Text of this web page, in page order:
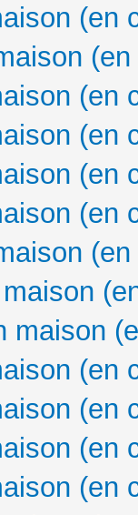
(en
(en
(en
(en
(en
maison
(en
(en
(en
(en